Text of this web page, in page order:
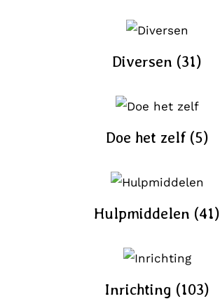
Diversen (31)
Doe het zelf (5)
Hulpmiddelen (41)
Inrichting (103)